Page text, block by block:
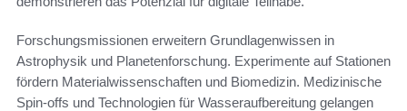
Forschungsmissionen erweitern Grundlagenwissen in
Astrophysik und Planetenforschung. Experimente auf Stationen
fördern Materialwissenschaften und Biomedizin. Medizinische
Spin-offs und Technologien für Wasseraufbereitung gelangen